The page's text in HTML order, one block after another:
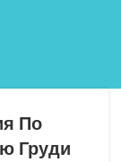
По
Груди